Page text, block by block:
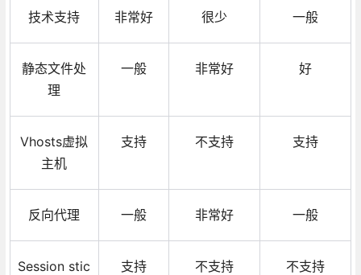
技术支持 非常好 很少 一般
静态文件处
理
一般 非常好 好
Vhosts虚拟
主机
支持 不支持 支持
反向代理 一般 非常好 一般
Session stic
支持 不支持 不支持